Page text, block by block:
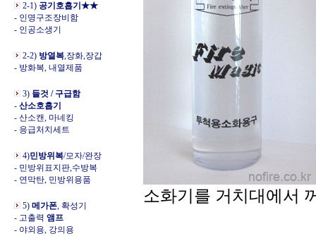
2-1) 공기호흡기★★
- 인명구조장비함
- 인공소생기
2-2) 방열복,장화,장갑
- 방화복, 내열제품
3) 들것 / 구급함
- 산소호흡기
- 산소캔, 마네킹
- 응급처치세트
4)민방위복/모자/완장
- 민방위표지판,수방복
- 연막탄, 민방위용품
5) 메가폰, 확성기
- 고출력 앰프
- 야외용, 강의용
소화기를 거치대에서